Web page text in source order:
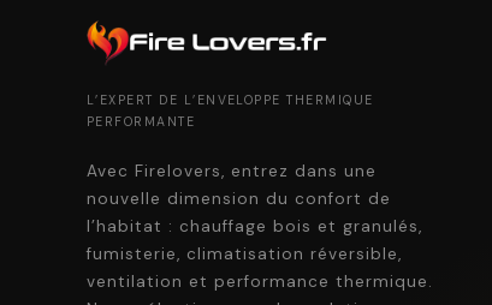
L’EXPERT DE L’ENVELOPPE THERMIQUE
PERFORMANTE
Avec Firelovers, entrez dans une
nouvelle dimension du confort de
l’habitat : chauffage bois et granulés,
fumisterie, climatisation réversible,
ventilation et performance thermique.